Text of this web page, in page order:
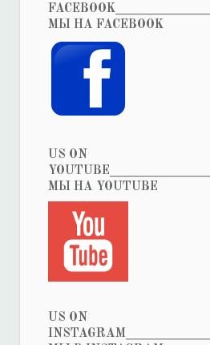
FACEBOOK_______________
МЫ НА FACEBOOK
US ON
МЫ НА YOUTUBE
US ON